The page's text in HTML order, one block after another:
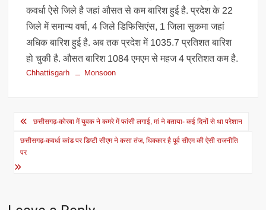
कवर्धा ऐसे जिले है जहां औसत से कम बारिश हुई है. प्रदेश के 22
जिले में समान्य वर्षा, 4 जिले डिफिसिएंस, 1 जिला सुकमा जहां
अधिक बारिश हुई है. अब तक प्रदेश में 1035.7 प्रतिशत बारिश
हो चुकी है. औसत बारिश 1084 एमएम से महज 4 प्रतिशत कम है.
Chhattisgarh Monsoon
Post
navigation
छत्तीसगढ़-कोरबा में युवक ने कमरे में फांसी लगाई, मां ने बताया- कई दिनों से था परेशान
छत्तीसगढ़-कवर्धा कांड पर डिप्टी सीएम ने कसा तंज, धिक्कार है पूर्व सीएम की ऐसी राजनीति
पर